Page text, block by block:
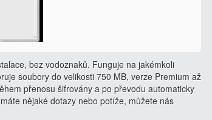
bez vodoznaků. Funguje na jakémkoli
soubory do velikosti 750 MB, verze Premium až
přenosu šifrovány a po převodu automaticky
nějaké dotazy nebo potíže, můžete nás